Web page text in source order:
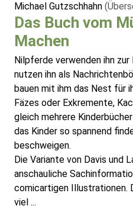
Michael Gutzschhahn
Das Buch vom
Machen
Nilpferde verwenden ihn zur
nutzen ihn als
bauen mit ihm das Nest für
Fäzes oder Exkremente,
gleich mehrere
das Kinder so spannend
beschweigen.
Die Variante von Davis und
anschauliche
comicartigen Illustrationen.
viel ...